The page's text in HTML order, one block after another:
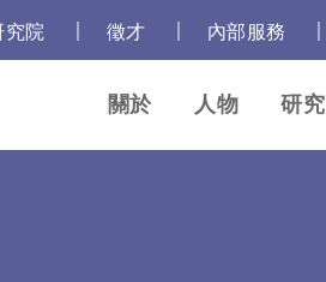
究院 徵才 內部服務
關於 人物 研究